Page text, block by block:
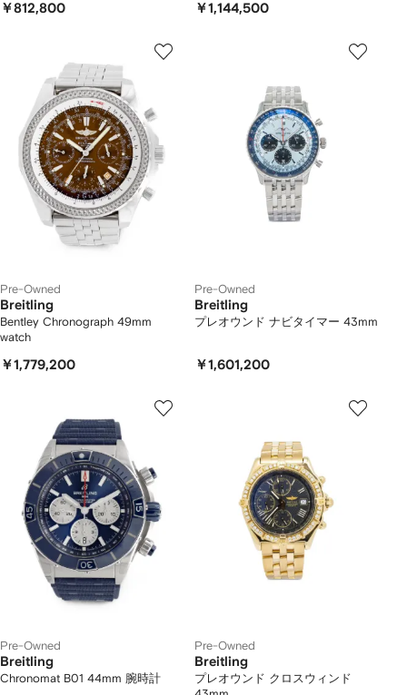
￥812,800 ￥1,144,500
Pre-Owned
Breitling
Bentley Chronograph 49mm
watch
￥1,779,200
Pre-Owned
Breitling
プレオウンド ナビタイマー 43mm
￥1,601,200
Pre-Owned
Breitling
Chronomat B01 44mm 腕時計
Pre-Owned
Breitling
プレオウンド クロスウィンド